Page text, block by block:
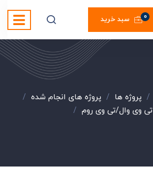
سبد خرید 0
/ پروژه ها / پروژه های انجام شده /
تی وی وال/تی وی روم /